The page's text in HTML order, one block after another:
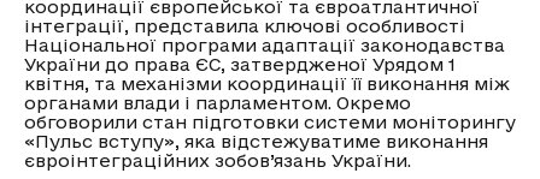
координації європейської та євроатлантичної
інтеграції, представила ключові особливості
Національної програми адаптації законодавства
України до права ЄС, затвердженої Урядом 1
квітня, та механізми координації її виконання між
органами влади і парламентом. Окремо
обговорили стан підготовки системи моніторингу
«Пульс вступу», яка відстежуватиме виконання
євроінтеграційних зобов’язань України.